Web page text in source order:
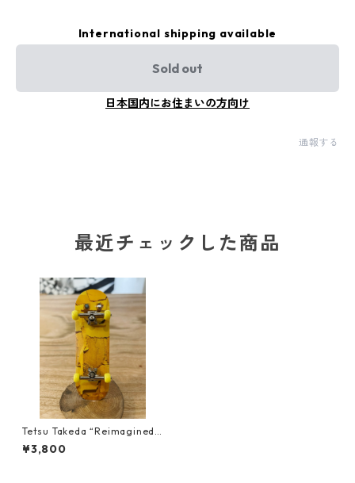
International shipping available
Sold out
日本国内にお住まいの方向け
通報する
最近チェックした商品
Tetsu Takeda “Reimagined
Decks” Finger board REPLIC
A
¥3,800